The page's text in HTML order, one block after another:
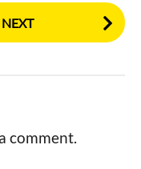
NEXT
comment.